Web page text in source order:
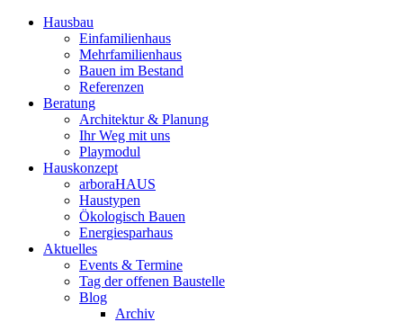
Hausbau
Einfamilienhaus
Mehrfamilienhaus
Bauen im Bestand
Referenzen
Beratung
Architektur & Planung
Ihr Weg mit uns
Playmodul
Hauskonzept
arboraHAUS
Haustypen
Ökologisch Bauen
Energiesparhaus
Aktuelles
Events & Termine
Tag der offenen Baustelle
Blog
Archiv